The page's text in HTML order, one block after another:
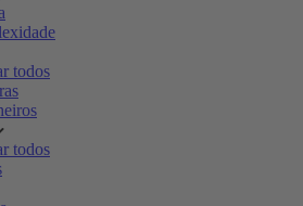
todos
todos